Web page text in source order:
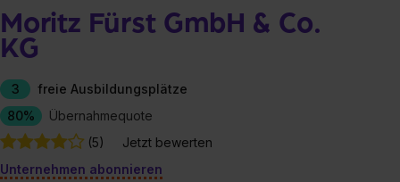
Moritz Fürst GmbH & Co.
KG
3
freie Ausbildungsplätze
80%
Übernahmequote
(5)
Jetzt bewerten
Unternehmen abonnieren